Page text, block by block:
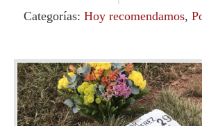
Categorías: Hoy recomendamos,